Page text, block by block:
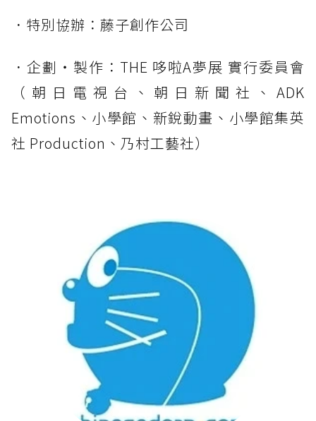
．特別協辦：藤子創作公司
．企劃・製作：THE 哆啦A夢展 實行委員會
（朝日電視台、朝日新聞社、ADK
Emotions、小學館、新銳動畫、小學館集英
社 Production、乃村工藝社）